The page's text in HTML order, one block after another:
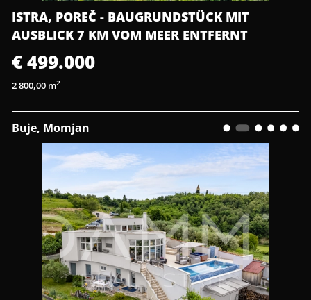
ISTRA, POREČ - BAUGRUNDSTÜCK MIT
AUSBLICK 7 KM VOM MEER ENTFERNT
€ 499.000
2 800,00 m2
Buje, Momjan